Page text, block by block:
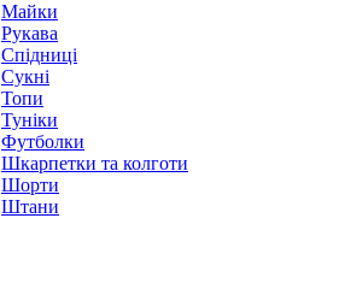
Майки
Рукава
Спідниці
Сукні
Топи
Туніки
Футболки
Шкарпетки та колготи
Шорти
Штани